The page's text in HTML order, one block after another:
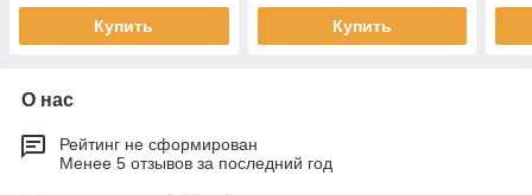
Купить Купить
О нас
Рейтинг не сформирован
Менее 5 отзывов за последний год